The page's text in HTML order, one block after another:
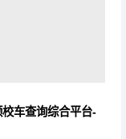
车查询综合平台-